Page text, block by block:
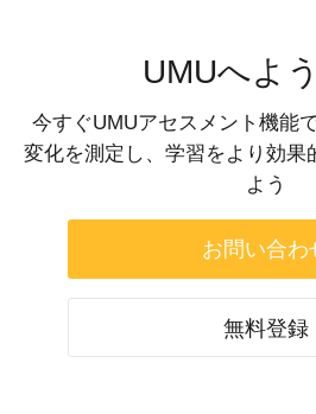
UMUへよ
今すぐUMUアセスメント機能
変化を測定し、学習をより効果
よう
お問い合わ
無料登録